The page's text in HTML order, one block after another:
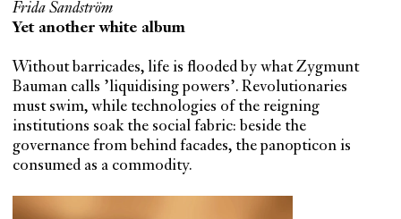
Frida Sandström
Yet another white album
Without barricades, life is flooded by what Zygmunt
Bauman calls ’liquidising powers’. Revolutionaries
must swim, while technologies of the reigning
institutions soak the social fabric: beside the
governance from behind facades, the panopticon is
consumed as a commodity.